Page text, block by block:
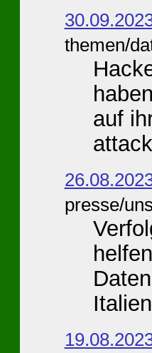
themen/
auf
presse/